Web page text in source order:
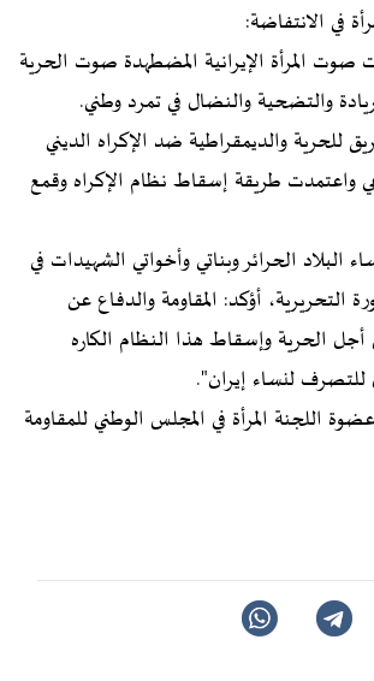
المرأة الإيرانية المضطهدة صوت الحرية
والتضحية والنضال في تمرد وطني.
للحرية والديمقراطية ضد الإكراه الديني
واعتمدت طريقة إسقاط نظام الإكراه وقمع
البلاد الحرائر وبناتي وأخواتي الشهيدات في
التحريرية، أؤكد: المقاومة والدفاع عن
الحرية وإسقاط هذا النظام الكاره
للتصرف لنساء إيران".
اللجنة المرأة في المجلس الوطني للمقاومة